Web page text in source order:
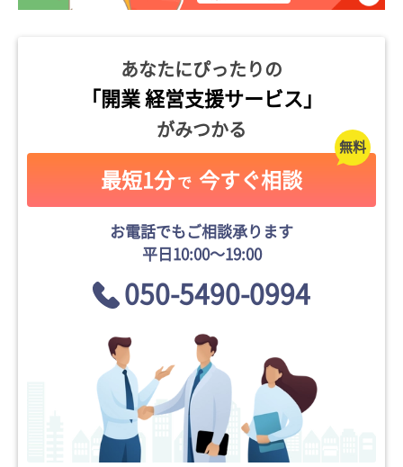
あなたにぴったりの
「開業 経営支援サービス」
がみつかる
最短1分 で 今すぐ相談
お電話でもご相談承ります
平日10:00〜19:00
050-5490-0994